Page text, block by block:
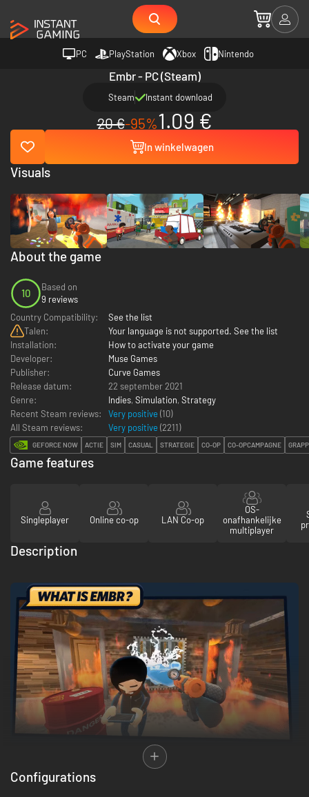
PC PlayStation Xbox Nintendo
Embr - PC (Steam)
Steam Instant download
20 €-95%1.09 €
In winkelwagen
About the game
10
Based on
9 reviews
Country Compatibility:
See the list
Talen:
Your language is not supported. See the list
Installation:
How to activate your game
Developer:
Muse Games
Publisher:
Curve Games
Release datum:
22 september 2021
Genre:
Indies, Simulation, Strategy
Recent Steam reviews:
Very positive (10)
All Steam reviews:
Very positive (2211)
GEFORCE NOW ACTIE SIM CASUAL STRATEGIE CO-OP CO-OPCAMPAGNE
Visuals
Game features
Singleplayer Online co-op LAN Co-op
OS-
onafhankelijke
multiplayer
Description
Werk samen met vrienden om de beste brandblussers te worden die er te
koop zijn. Storm brandende gebouwen in vol gevaren, kostbare spullen en
hypermoderne beveiligingssystemen. Blus branden, red levens, stel
Configurations